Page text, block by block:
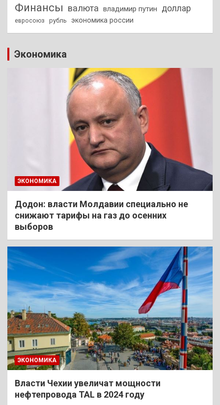
Финансы валюта владимир путин доллар
евросоюз рубль экономика россии
Экономика
ЭКОНОМИКА
Додон: власти Молдавии специально не
снижают тарифы на газ до осенних
выборов
ЭКОНОМИКА
Власти Чехии увеличат мощности
нефтепровода TAL в 2024 году